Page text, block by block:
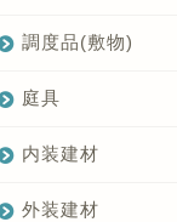
調度品(敷物)
庭具
内装建材
外装建材